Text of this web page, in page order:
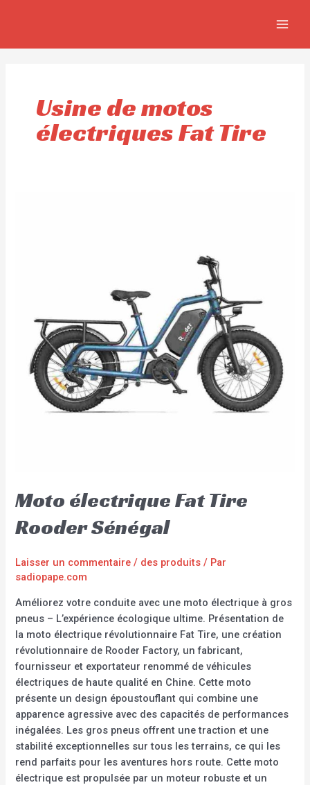
Usine de motos
électriques Fat Tire
Moto électrique Fat Tire
Rooder Sénégal
Laisser un commentaire / des produits / Par
sadiopape.com
Améliorez votre conduite avec une moto électrique à gros
pneus – L’expérience écologique ultime. Présentation de
la moto électrique révolutionnaire Fat Tire, une création
révolutionnaire de Rooder Factory, un fabricant,
fournisseur et exportateur renommé de véhicules
électriques de haute qualité en Chine. Cette moto
présente un design époustouflant qui combine une
apparence agressive avec des capacités de performances
inégalées. Les gros pneus offrent une traction et une
stabilité exceptionnelles sur tous les terrains, ce qui les
rend parfaits pour les aventures hors route. Cette moto
électrique est propulsée par un moteur robuste et un